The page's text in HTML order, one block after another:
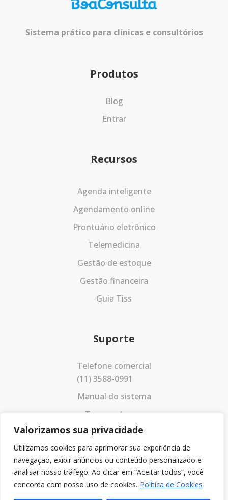
Valorizamos sua privacidade
Utilizamos cookies para aprimorar sua experiência de
navegação, exibir anúncios ou conteúdo personalizado e
analisar nosso tráfego. Ao clicar em “Aceitar todos”, você
concorda com nosso uso de cookies. Política de Cookies
Sistema prático para clínicas e consultórios
Produtos
Blog
Entrar
Recursos
Agenda inteligente
Agendamento online
Prontuário eletrônico
Telemedicina
Gestão de estoque
Gestão financeira
Guia Tiss
Suporte
Telefone comercial
(11) 3588-0991
Manual do sistema
Termos de uso
Política de privacidade